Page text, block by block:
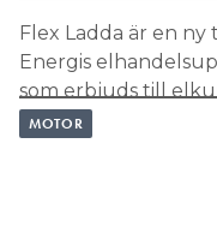
Flex Ladda är en ny
Energis
som erbjuds till
elbilsladdare –
MOTOR